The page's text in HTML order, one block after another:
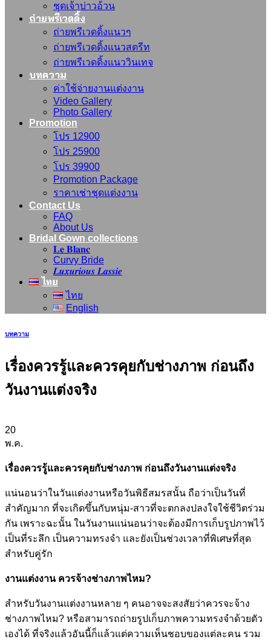
ชุดเจ้าบ่าวอ้วน
ถ่ายพรีเวดดิ้ง
ถ่ายพรีเวดดิ้งแนวๆ
ถ่ายพรีเวดดิ้งแนวสตรีท
ถ่ายพรีเวดดิ้งแนววินเทจ
บทความ
ค่าใช้จ่ายงานแต่งงาน
Video Gallery
Photo Gallery
Promotion
โปร 12900
โปร 25900
โปร 39900
Promotion Package
ราคาเช่าชุดแต่งงาน
Contact Us
FAQ
About Us
Bridal Gown collections
𝐋𝐞 𝐁𝐥𝐚𝐧𝐜
Curvy Bride
𝑳𝒖𝒙𝒖𝒓𝒊𝒐𝒖𝒔 𝑳𝒂𝒔𝒔𝒊𝒆
ไทย
ไทย
English
บทความ
เรื่องควรรู้และควรคุยกับช่างภาพ ก่อนถึง
วันงานแต่งจริง
20
พ.ค.
เรื่องควรรู้และควรคุยกับช่างภาพ ก่อนถึงวันงานแต่งจริง
แน่นอนว่าในวันแต่งงานหรือวันพิธีสมรสนั้น ถือว่าเป็นวันที่
สำคัญมาก ที่จะเกิดขึ้นกับหนุ่ม-สาวที่จะตกลงปลงใจใช้ชีวิตร่วม
กัน เพราะฉะนั้น ในวันงานแน่นอนว่าจะต้องมีการเก็บรูปภาพไว้
เป็นที่ระลึก เป็นความทรงจำ และยังเป็นช่วงเวลาที่พิเศษที่สุด
สำหรับคู่รัก
งานแต่งงาน ควรจ้างช่างภาพไหม?
สำหรับวันงานแต่งงานหลาย ๆ คนอาจจะสงสัยว่าควรจะจ้าง
ช่างภาพไหม? หรือสามารถถ่ายรูปเก็บภาพความทรงจำด้วยตัว
เองได้ ที่จริงแล้วอันนี้ก็แล้วแต่ความเห็นชอบของแต่ละคน รวม